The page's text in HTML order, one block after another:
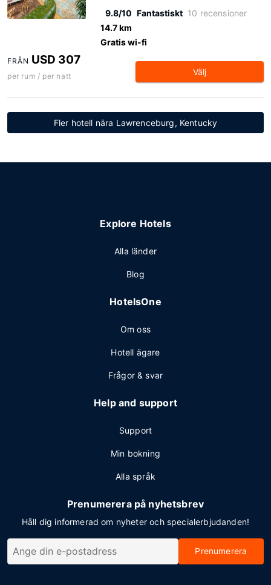
9.8/10 Fantastiskt 10 recensioner
14.7 km
Gratis wi-fi
FRÅN USD 307
per rum / per natt Välj
Fler hotell nära Lawrenceburg, Kentucky
Explore Hotels
Alla länder
Blog
HotelsOne
Om oss
Hotell ägare
Frågor & svar
Help and support
Support
Min bokning
Alla språk
Prenumerera på nyhetsbrev
Håll dig informerad om nyheter och specialerbjudanden!
Prenumerera